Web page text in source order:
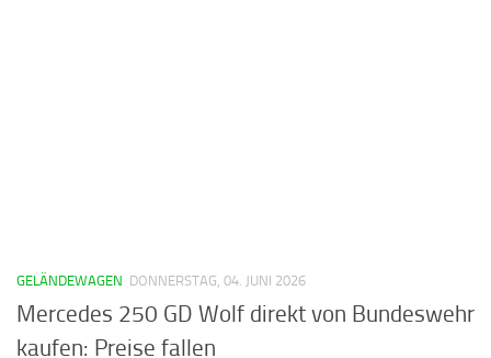
GELÄNDEWAGEN DONNERSTAG, 04. JUNI 2026
Mercedes 250 GD Wolf direkt von Bundeswehr
kaufen: Preise fallen